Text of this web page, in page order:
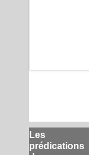
Les
prédications